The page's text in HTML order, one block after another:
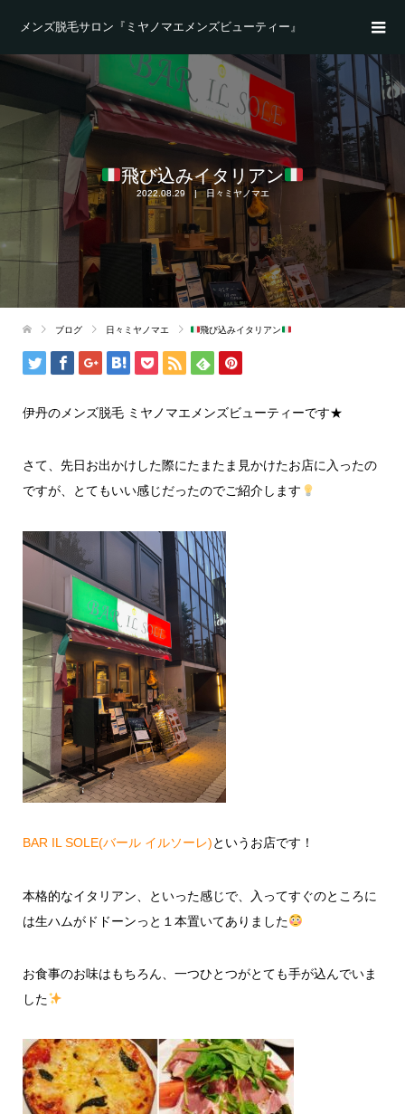
メンズ脱毛サロン『ミヤノマエメンズビューティー』
飛び込みイタリアン
2022.08.29 日々ミヤノマエ
ブログ 日々ミヤノマエ 飛び込みイタリアン
伊丹のメンズ脱毛 ミヤノマエメンズビューティーです★
さて、先日お出かけした際にたまたま見かけたお店に入ったの
ですが、とてもいい感じだったのでご紹介します
BAR IL SOLE(バール イルソーレ)というお店です！
本格的なイタリアン、といった感じで、入ってすぐのところに
は生ハムがドドーンっと１本置いてありました
お食事のお味はもちろん、一つひとつがとても手が込んでいま
した